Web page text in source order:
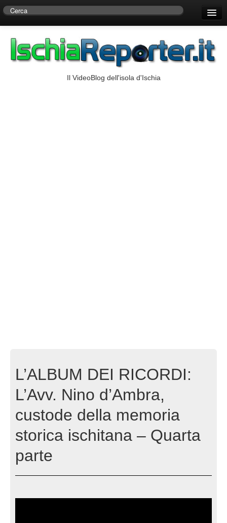
Centro di Ricerche Storiche D’Ambra
Il VideoBlog dell'isola d'Ischia
L’ALBUM DEI RICORDI:
L’Avv. Nino d’Ambra,
custode della memoria
storica ischitana – Quarta
parte